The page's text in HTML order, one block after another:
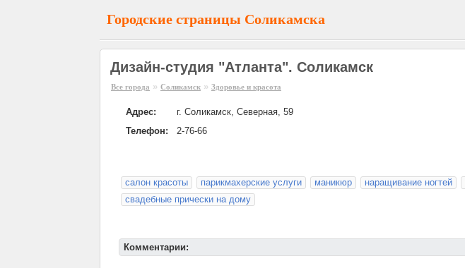
Городские страницы Соликамска
Дизайн-студия "Атланта". Соликамск
Все города » Соликамск » Здоровье и красота
Адрес:
г. Соликамск, Северная, 59
Телефон:
2-76-66
салон красоты парикмахерские услуги маникюр наращивание ногтей
свадебные прически на дому
Комментарии: